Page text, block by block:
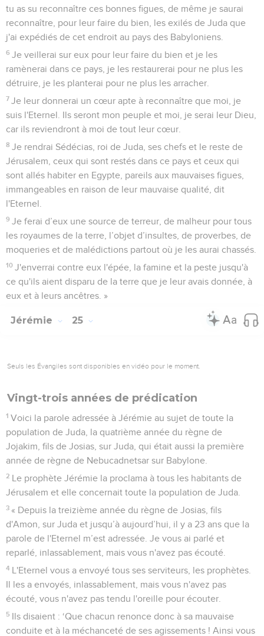
tu as su reconnaître ces bonnes figues, de même je saurai
reconnaître, pour leur faire du bien, les exilés de Juda que
j'ai expédiés de cet endroit au pays des Babyloniens.
6 Je veillerai sur eux pour leur faire du bien et je les
ramènerai dans ce pays, je les restaurerai pour ne plus les
détruire, je les planterai pour ne plus les arracher.
7 Je leur donnerai un cœur apte à reconnaître que moi, je
suis l'Eternel. Ils seront mon peuple et moi, je serai leur Dieu,
car ils reviendront à moi de tout leur cœur.
8 Je rendrai Sédécias, roi de Juda, ses chefs et le reste de
Jérusalem, ceux qui sont restés dans ce pays et ceux qui
sont allés habiter en Egypte, pareils aux mauvaises figues,
immangeables en raison de leur mauvaise qualité, dit
l'Eternel.
9 Je ferai d’eux une source de terreur, de malheur pour tous
les royaumes de la terre, l’objet d’insultes, de proverbes, de
moqueries et de malédictions partout où je les aurai chassés.
10 J'enverrai contre eux l'épée, la famine et la peste jusqu'à
ce qu'ils aient disparu de la terre que je leur avais donnée, à
eux et à leurs ancêtres. »
Jérémie 25
Seuls les Évangiles sont disponibles en vidéo pour le moment.
Vingt-trois années de prédication
1 Voici la parole adressée à Jérémie au sujet de toute la
population de Juda, la quatrième année du règne de
Jojakim, fils de Josias, sur Juda, qui était aussi la première
année de règne de Nebucadnetsar sur Babylone.
2 Le prophète Jérémie la proclama à tous les habitants de
Jérusalem et elle concernait toute la population de Juda.
3 « Depuis la treizième année du règne de Josias, fils
d'Amon, sur Juda et jusqu’à aujourd’hui, il y a 23 ans que la
parole de l'Eternel m’est adressée. Je vous ai parlé et
reparlé, inlassablement, mais vous n'avez pas écouté.
4 L'Eternel vous a envoyé tous ses serviteurs, les prophètes.
Il les a envoyés, inlassablement, mais vous n'avez pas
écouté, vous n'avez pas tendu l'oreille pour écouter.
5 Ils disaient : ‘Que chacun renonce donc à sa mauvaise
conduite et à la méchanceté de ses agissements ! Ainsi vous